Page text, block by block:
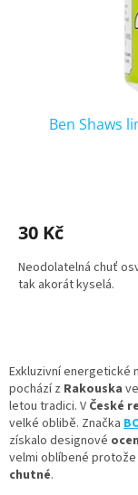
Ben Shaws
30 Kč
Neodolatelná chuť
tak akorát kyselá.
Exkluzivní energetické
pochází z Rakouska
letou tradici. V České
velké oblibě. Značka
získalo designové
velmi oblíbené protože
chutné.